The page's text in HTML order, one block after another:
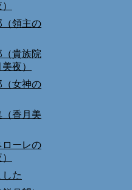
（領主の
貴族院
夜）
（女神の
香月美
ローレの
た